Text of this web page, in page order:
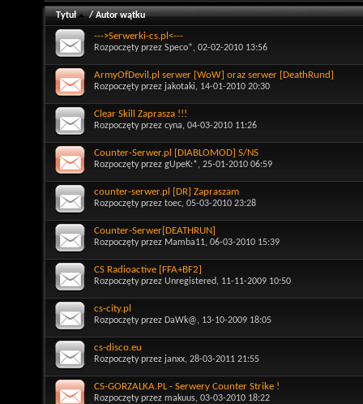
Tytuł /Autor wątku
--->Serwerki-cs.pl<---
Rozpoczęty przez Speco*, 02-02-2010 13:56
ArmyOfDevil.pl serwer [WoW] oraz serwer [DeathRund]
Rozpoczęty przez jakotaki, 14-01-2010 20:30
Clear Skill Zaprasza !!!
Rozpoczęty przez cyna, 04-03-2010 11:26
Counter-Serwer.pl [DIABLOMOD] S/NS
Rozpoczęty przez gUpeK:*, 25-01-2010 06:59
counter-serwer.pl [DR] Zapraszam
Rozpoczęty przez toec, 05-03-2010 23:28
Counter-Serwer[DEATHRUN]
Rozpoczęty przez Mamba11, 06-03-2010 15:39
CS Radioactive [FFA+BF2]
Rozpoczęty przez Unregistered, 11-11-2009 10:50
cs-city.pl
Rozpoczęty przez DaWk@, 13-10-2009 18:05
cs-disco.eu
Rozpoczęty przez janxx, 28-03-2011 21:55
CS-GORZALKA.PL - Serwery Counter Strike !
Rozpoczęty przez makuus, 03-03-2010 18:22